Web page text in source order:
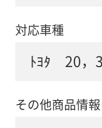
対応車種
ﾄﾖﾀ 20，
その他商品情報